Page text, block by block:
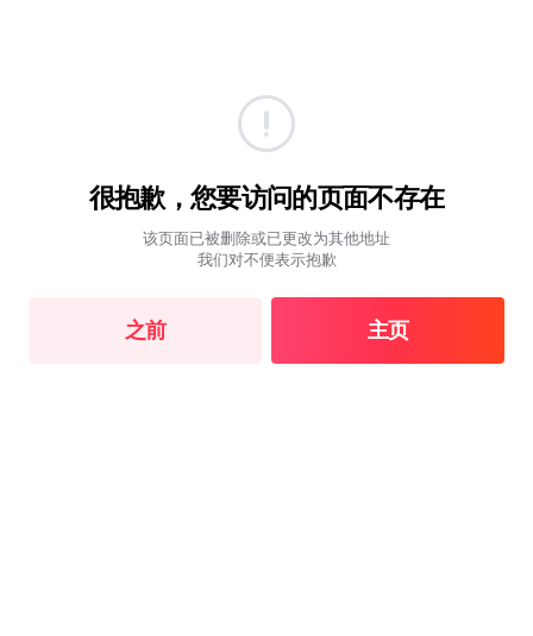
很抱歉，您要访问的页面不存在
该页面已被删除或已更改为其他地址
我们对不便表示抱歉
之前 主页